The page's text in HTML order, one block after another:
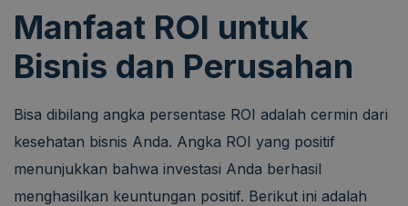
Manfaat ROI untuk
Bisnis dan Perusahan
Bisa dibilang angka persentase ROI adalah cermin dari
kesehatan bisnis Anda. Angka ROI yang positif
menunjukkan bahwa investasi Anda berhasil
menghasilkan keuntungan positif. Berikut ini adalah